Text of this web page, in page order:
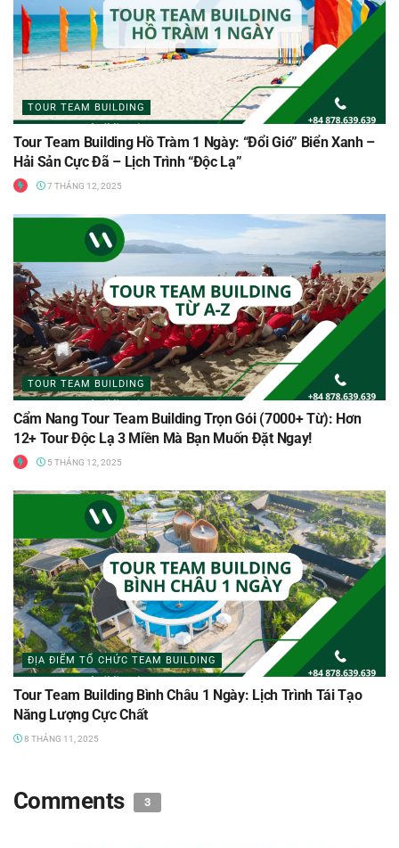
TOUR TEAM BUILDING
Tour Team Building Hồ Tràm 1 Ngày: “Đổi Gió” Biển Xanh –
Hải Sản Cực Đã – Lịch Trình “Độc Lạ”
7 THÁNG 12, 2025
TOUR TEAM BUILDING
Cẩm Nang Tour Team Building Trọn Gói (7000+ Từ): Hơn
12+ Tour Độc Lạ 3 Miền Mà Bạn Muốn Đặt Ngay!
5 THÁNG 12, 2025
ĐỊA ĐIỂM TỔ CHỨC TEAM BUILDING
Tour Team Building Bình Châu 1 Ngày: Lịch Trình Tái Tạo
Năng Lượng Cực Chất
8 THÁNG 11, 2025
Comments 3